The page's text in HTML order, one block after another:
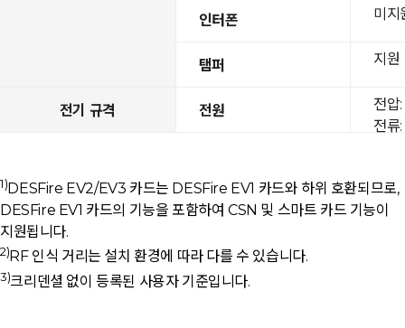
인터폰
탬퍼
전기 규격 전원
미지
지원
전압
전류
1)DESFire EV2/EV3 카드는 DESFire EV1 카드와 하위 호환되므로,
DESFire EV1 카드의 기능을 포함하여 CSN 및 스마트 카드 기능이
지원됩니다.
2)RF 인식 거리는 설치 환경에 따라 다를 수 있습니다.
3)크리덴셜 없이 등록된 사용자 기준입니다.